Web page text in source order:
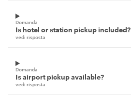
Domanda
Is hotel or station pickup included?
vedi risposta
Domanda
Is airport pickup available?
vedi risposta